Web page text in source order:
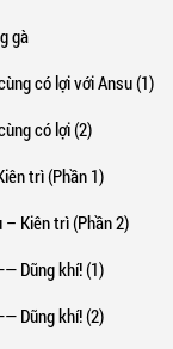
gà
có lợi với Ansu (1)
có lợi (2)
trì (Phần 1)
Kiên trì (Phần 2)
Dũng khí! (1)
Dũng khí! (2)